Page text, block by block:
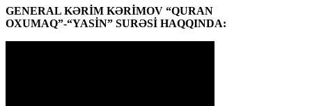
GENERAL KƏRİM KƏRİMOV “QURAN
OXUMAQ”-“YASİN” SURƏSİ HAQQINDA: